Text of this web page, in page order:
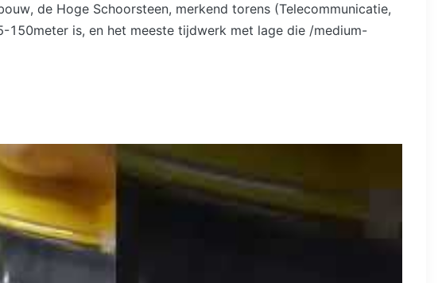
de Hoge Schoorsteen, merkend torens (Telecommunicatie,
150meter is, en het meeste tijdwerk met lage die /medium-